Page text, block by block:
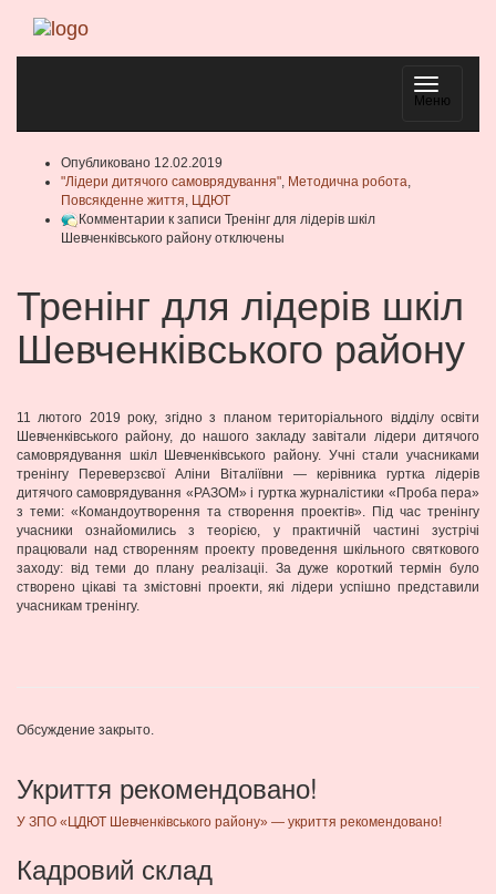
Меню
Опубликовано 12.02.2019
"Лідери дитячого самоврядування", Методична робота,
Повсякденне життя, ЦДЮТ
Комментарии к записи Тренінг для лідерів шкіл
Шевченківського району отключены
Тренінг для лідерів шкіл
Шевченківського району
11 лютого 2019 року, згідно з планом територіального відділу освіти
Шевченківського району, до нашого закладу завітали лiдери дитячого
самоврядування шкiл Шевченкiвського району. Учні стали учасниками
тренінгу Переверзєвої Аліни Віталіївни — керівника гуртка лідерів
дитячого самоврядування «РАЗОМ» і гуртка журналістики «Проба пера»
з теми: «Командоутворення та створення проектiв». Під час тренінгу
учасники ознайомились з теорією, у практичній частині зустрічі
працювали над створенням проекту проведення шкільного святкового
заходу: вiд теми до плану реалiзацii. За дуже короткий термiн було
створено цікаві та змiстовнi проекти, які лідери успішно представили
учасникам тренінгу.
Обсуждение закрыто.
Укриття рекомендовано!
У ЗПО «ЦДЮТ Шевченківського району» — укриття рекомендовано!
Кадровий склад